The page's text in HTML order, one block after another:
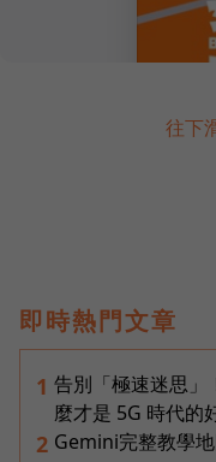
往下
即時熱門文章
1 告別「極速迷思
麼才是 5G 時代的
2 Gemini完整教學